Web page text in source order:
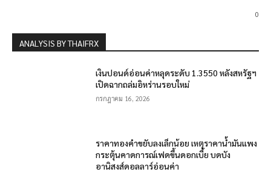
0
ANALYSIS BY THAIFRX
เงินปอนด์อ่อนค่าหลุดระดับ 1.3550 หลังสหรัฐฯ
เปิดฉากถล่มอิหร่านรอบใหม่
กรกฎาคม 16, 2026
ราคาทองคำขยับลงเล็กน้อย เหตุราคาน้ำมันแพง
กระตุ้นคาดการณ์เฟดขึ้นดอกเบี้ย บดบัง
อานิสงส์ดอลลาร์อ่อนค่า